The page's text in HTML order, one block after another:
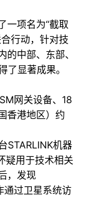
一项名为“截取
行动，针对技
中部、东部、
了显著成果。
网关设备、18
香港地区）约
STARLINK机器
疑用于技术相关
，发现
通过卫星系统访